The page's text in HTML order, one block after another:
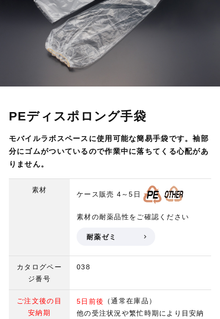
PEディスポロング手袋
モバイルラボスペースに使用可能な簡易手袋です。袖部
分にゴムがついているので作業中に落ちてくる心配があ
りません。
素材
ケース販売 4～5日
素材の耐薬品性をご確認ください
耐薬ゼミ
カタログペー
ジ番号
038
ご注文後の目
安納期
5日前後
（通常在庫品）
他の受注状況や繁忙時期により目安納